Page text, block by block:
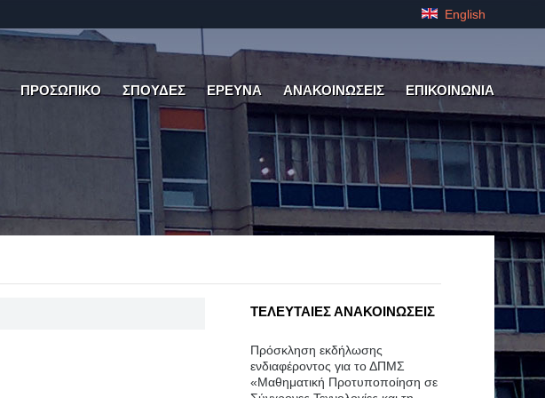
English
ΠΡΟΣΩΠΙΚΟ ΣΠΟΥΔΕΣ ΕΡΕΥΝΑ ΑΝΑΚΟΙΝΩΣΕΙΣ ΕΠΙΚΟΙΝΩΝΙΑ
ΤΕΛΕΥΤΑΙΕΣ ΑΝΑΚΟΙΝΩΣΕΙΣ
Πρόσκληση εκδήλωσης
ενδιαφέροντος για το ΔΠΜΣ
«Μαθηματική Προτυποποίηση σε